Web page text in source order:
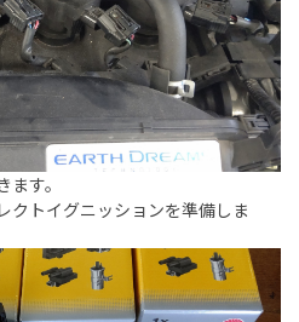
す。
クトイグニッションを準備しま